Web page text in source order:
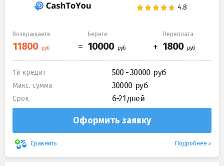
Возвращаете Берете Переплата
1й кредит 500 - 30000
Макс. сумма 30000
Срок 6-21 дней
Оформить заявку
Сравнить Подробнее